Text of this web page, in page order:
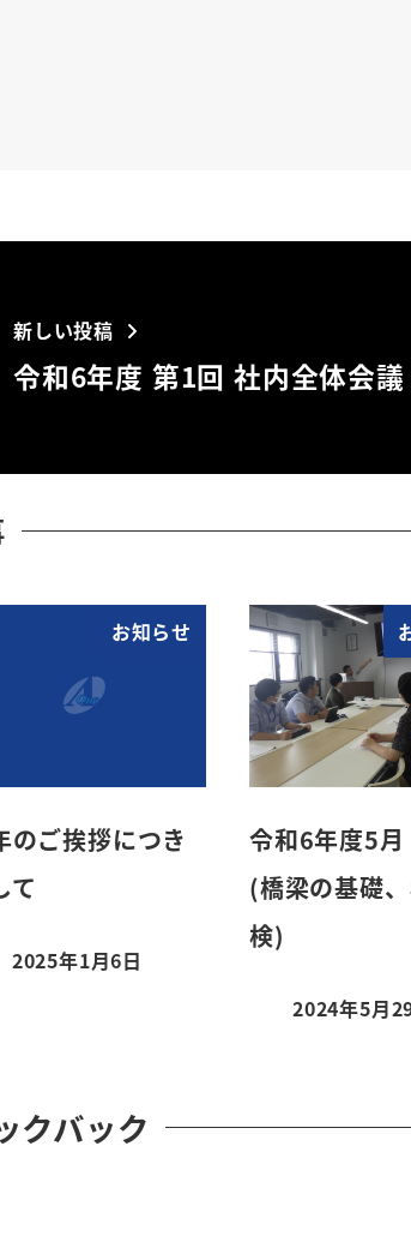
新しい投稿
令和6年度 第1回 社内全体会議
お知らせ
のご挨拶につき
て
投稿日
2025年1月6日
令和6年度5
(橋梁の基礎
検)
投稿日
2024年5月
クバック